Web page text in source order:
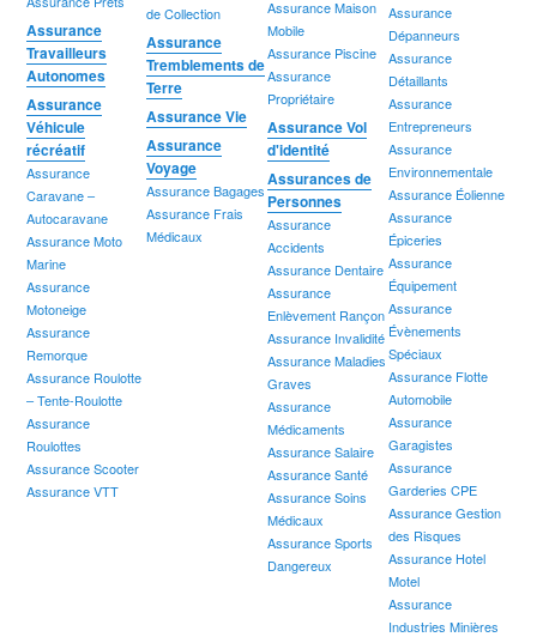
Assurance
Dépanneurs
Assurance
Détaillants
Assurance
Entrepreneurs
Assurance
Environnementale
Assurance Éolienne
Assurance
Épiceries
Assurance
Équipement
Assurance
Évènements
Spéciaux
Assurance Flotte
Automobile
Assurance
Garagistes
Assurance
Garderies CPE
Assurance Gestion
des Risques
Assurance Hotel
Motel
Assurance
Industries Minières
Assurance Maison
Mobile
Assurance Piscine
Assurance
Propriétaire
de Collection
Assurance
Travailleurs
Autonomes
Assurance
Tremblements de
Terre
Assurance
Véhicule
récréatif
Assurance
Caravane –
Autocaravane
Assurance Moto
Marine
Assurance
Motoneige
Assurance
Remorque
Assurance Roulotte
– Tente-Roulotte
Assurance
Roulottes
Assurance Scooter
Assurance VTT
Assurance Vie
Assurance Vol
d'identité
Assurance
Voyage
Assurance Bagages
Assurance Frais
Médicaux
Assurances de
Personnes
Assurance
Accidents
Assurance Dentaire
Assurance
Enlèvement Rançon
Assurance Invalidité
Assurance Maladies
Graves
Assurance
Médicaments
Assurance Salaire
Assurance Santé
Assurance Soins
Médicaux
Assurance Sports
Dangereux